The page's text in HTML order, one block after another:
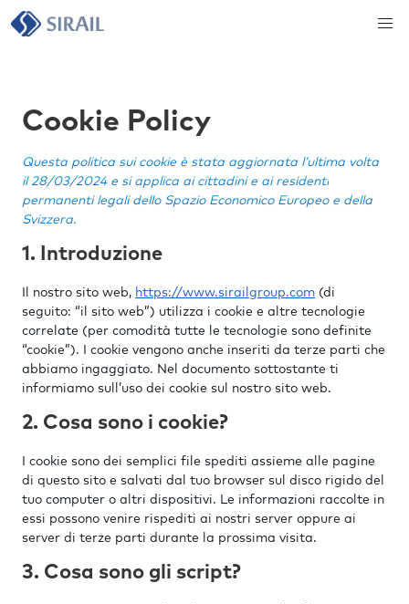
Cookie Policy
Questa politica sui cookie è stata aggiornata l’ultima volta
il 28/03/2024 e si applica ai cittadini e ai residenti
permanenti legali dello Spazio Economico Europeo e della
Svizzera.
1. Introduzione
Il nostro sito web, https://www.sirailgroup.com (di
seguito: “il sito web”) utilizza i cookie e altre tecnologie
correlate (per comodità tutte le tecnologie sono definite
“cookie”). I cookie vengono anche inseriti da terze parti che
abbiamo ingaggiato. Nel documento sottostante ti
informiamo sull’uso dei cookie sul nostro sito web.
2. Cosa sono i cookie?
I cookie sono dei semplici file spediti assieme alle pagine
di questo sito e salvati dal tuo browser sul disco rigido del
tuo computer o altri dispositivi. Le informazioni raccolte in
essi possono venire rispediti ai nostri server oppure ai
server di terze parti durante la prossima visita.
3. Cosa sono gli script?